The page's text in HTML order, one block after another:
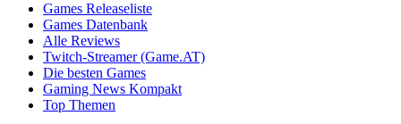
Games Releaseliste
Games Datenbank
Alle Reviews
Twitch-Streamer (Game.AT)
Die besten Games
Gaming News Kompakt
Top Themen